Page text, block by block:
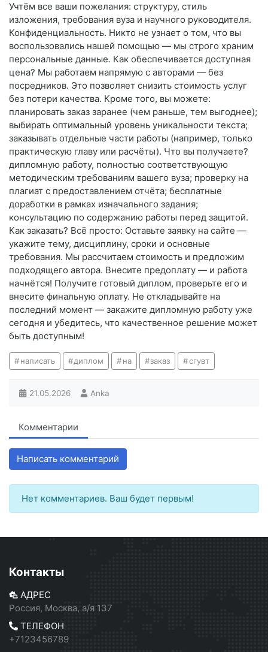
Учтём все ваши пожелания: структуру, стиль
изложения, требования вуза и научного руководителя.
Конфиденциальность. Никто не узнает о том, что вы
воспользовались нашей помощью — мы строго храним
персональные данные. Как обеспечивается доступная
цена? Мы работаем напрямую с авторами — без
посредников. Это позволяет снизить стоимость услуг
без потери качества. Кроме того, вы можете:
планировать заказ заранее (чем раньше, тем выгоднее);
выбирать оптимальный уровень уникальности текста;
заказывать отдельные части работы (например, только
практическую главу или расчёты). Что вы получаете?
дипломную работу, полностью соответствующую
методическим требованиям вашего вуза; проверку на
плагиат с предоставлением отчёта; бесплатные
доработки в рамках изначального задания;
консультацию по содержанию работы перед защитой.
Как заказать? Всё просто: Оставьте заявку на сайте —
укажите тему, дисциплину, сроки и основные
требования. Мы рассчитаем стоимость и предложим
подходящего автора. Внесите предоплату — и работа
начнётся! Получите готовый диплом, проверьте его и
внесите финальную оплату. Не откладывайте на
последний момент — закажите дипломную работу уже
сегодня и убедитесь, что качественное решение может
быть доступным!
написать диплом на заказ сгувт
21.05.2026 Anka
Комментарии
Написать комментарий
Нет комментариев. Ваш будет первым!
Контакты
АДРЕС
Россия, Москва, а/я 137
ТЕЛЕФОН
+7123456789